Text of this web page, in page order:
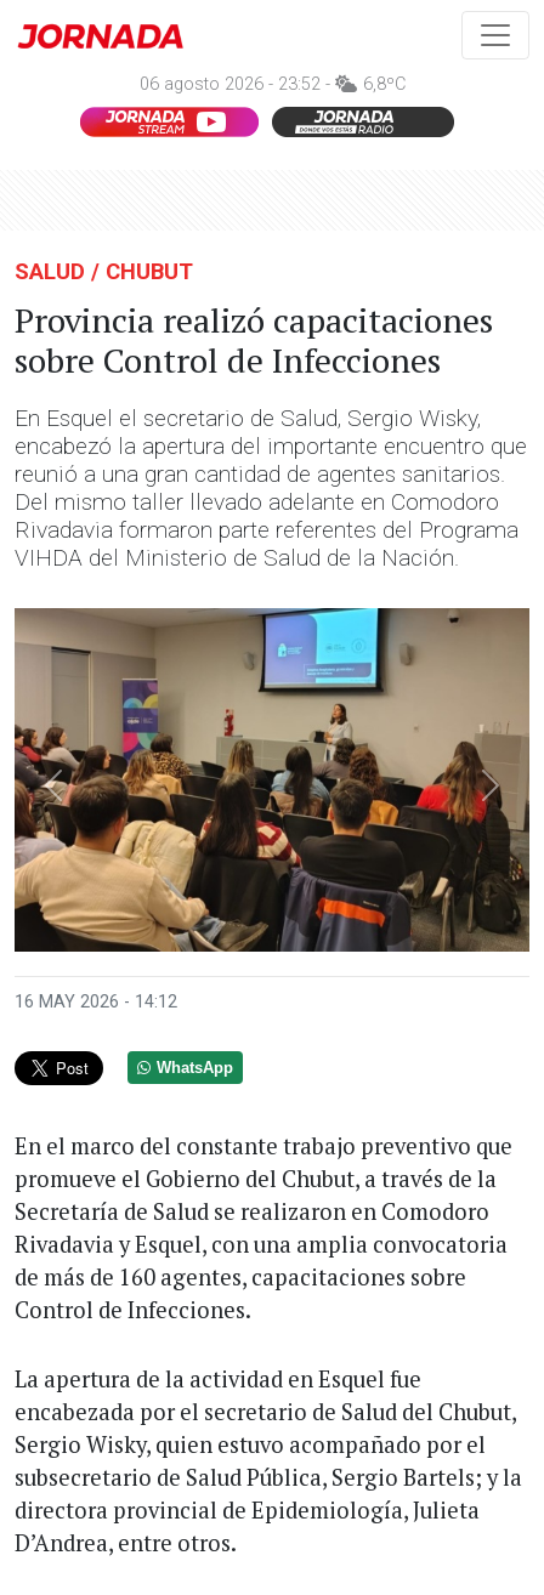
06 agosto 2026 - 23:52 - 6,8ºC
SALUD / CHUBUT
Provincia realizó capacitaciones
sobre Control de Infecciones
En Esquel el secretario de Salud, Sergio Wisky,
encabezó la apertura del importante encuentro que
reunió a una gran cantidad de agentes sanitarios.
Del mismo taller llevado adelante en Comodoro
Rivadavia formaron parte referentes del Programa
VIHDA del Ministerio de Salud de la Nación.
Anterior
16 MAY 2026 - 14:12
WhatsApp
En el marco del constante trabajo preventivo que
promueve el Gobierno del Chubut, a través de la
Secretaría de Salud se realizaron en Comodoro
Rivadavia y Esquel, con una amplia convocatoria
de más de 160 agentes, capacitaciones sobre
Control de Infecciones.
La apertura de la actividad en Esquel fue
encabezada por el secretario de Salud del Chubut,
Sergio Wisky, quien estuvo acompañado por el
subsecretario de Salud Pública, Sergio Bartels; y la
directora provincial de Epidemiología, Julieta
D’Andrea, entre otros.